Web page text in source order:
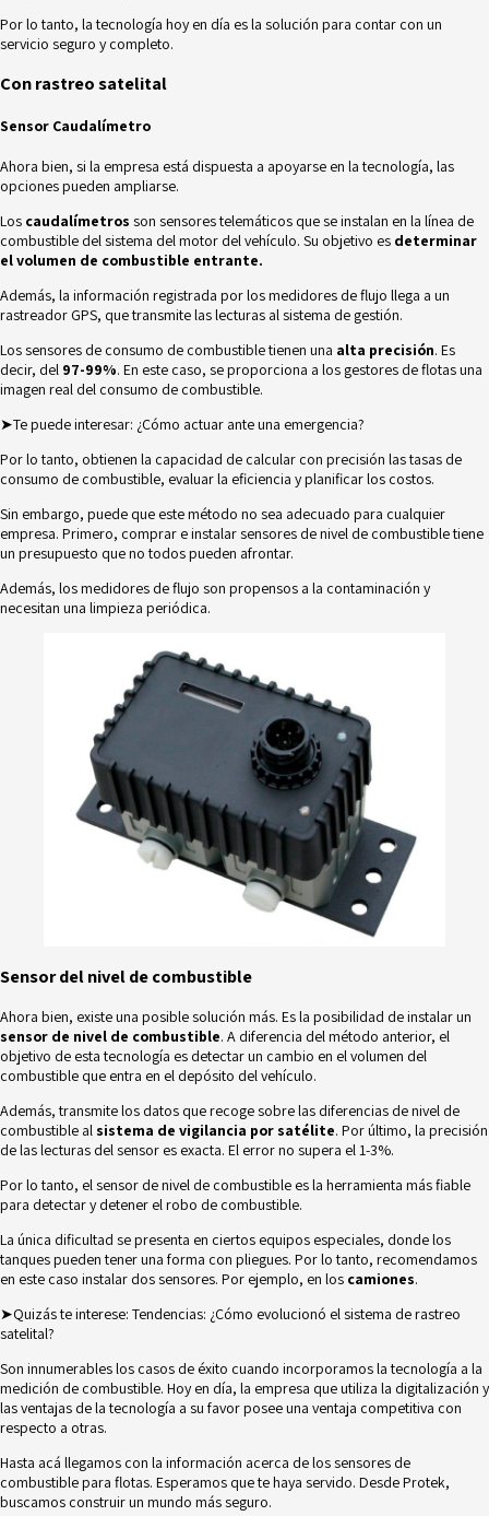
Por lo tanto, la tecnología hoy en día es la solución para contar con un
servicio seguro y completo.
Con rastreo satelital
Sensor Caudalímetro
Ahora bien, si la empresa está dispuesta a apoyarse en la tecnología, las
opciones pueden ampliarse.
Los caudalímetros son sensores telemáticos que se instalan en la línea de
combustible del sistema del motor del vehículo. Su objetivo es determinar
el volumen de combustible entrante.
Además, la información registrada por los medidores de flujo llega a un
rastreador GPS, que transmite las lecturas al sistema de gestión.
Los sensores de consumo de combustible tienen una alta precisión. Es
decir, del 97-99%. En este caso, se proporciona a los gestores de flotas una
imagen real del consumo de combustible.
➤Te puede interesar: ¿Cómo actuar ante una emergencia?
Por lo tanto, obtienen la capacidad de calcular con precisión las tasas de
consumo de combustible, evaluar la eficiencia y planificar los costos.
Sin embargo, puede que este método no sea adecuado para cualquier
empresa. Primero, comprar e instalar sensores de nivel de combustible tiene
un presupuesto que no todos pueden afrontar.
Además, los medidores de flujo son propensos a la contaminación y
necesitan una limpieza periódica.
Sensor del nivel de combustible
Ahora bien, existe una posible solución más. Es la posibilidad de instalar un
sensor de nivel de combustible. A diferencia del método anterior, el
objetivo de esta tecnología es detectar un cambio en el volumen del
combustible que entra en el depósito del vehículo.
Además, transmite los datos que recoge sobre las diferencias de nivel de
combustible al sistema de vigilancia por satélite. Por último, la precisión
de las lecturas del sensor es exacta. El error no supera el 1-3%.
Por lo tanto, el sensor de nivel de combustible es la herramienta más fiable
para detectar y detener el robo de combustible.
La única dificultad se presenta en ciertos equipos especiales, donde los
tanques pueden tener una forma con pliegues. Por lo tanto, recomendamos
en este caso instalar dos sensores. Por ejemplo, en los camiones.
➤Quizás te interese: Tendencias: ¿Cómo evolucionó el sistema de rastreo
satelital?
Son innumerables los casos de éxito cuando incorporamos la tecnología a la
medición de combustible. Hoy en día, la empresa que utiliza la digitalización y
las ventajas de la tecnología a su favor posee una ventaja competitiva con
respecto a otras.
Hasta acá llegamos con la información acerca de los sensores de
combustible para flotas. Esperamos que te haya servido. DesdeProtek,
buscamos construir un mundo más seguro.